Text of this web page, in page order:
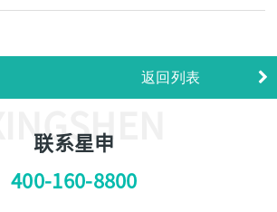
返回列表
XINGSHEN
联系星申
400-160-8800